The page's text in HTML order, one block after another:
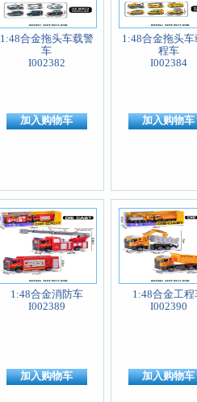
1:48合金拖头车载警
车
I002382
加入购物车
1:48合金拖头车
程车
I002384
加入购物车
1:48合金消防车
I002389
加入购物车
1:48合金工程
I002390
加入购物车